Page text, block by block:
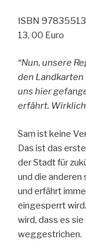
Herz“
ISBN
13, 00 Euro
“Nun, unsere
den
uns hier
erfährt.
Sam ist keine
Das ist das
der Stadt für
und die anderen
und erfährt
eingesperrt
wird, dass es
weggestrichen.